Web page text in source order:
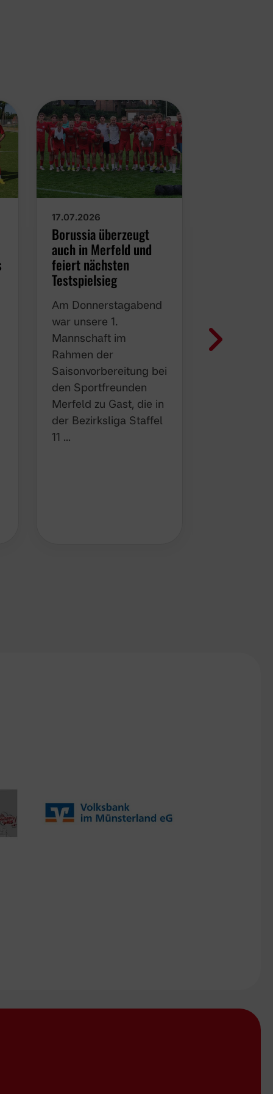
17.07.2026
Borussia überzeugt
auch in Merfeld und
feiert nächsten
Testspielsieg
Am Donnerstagabend
war unsere 1.
Mannschaft im
Rahmen der
Saisonvorbereitung bei
den Sportfreunden
Merfeld zu Gast, die in
der Bezirksliga Staffel
11 …
Charakter